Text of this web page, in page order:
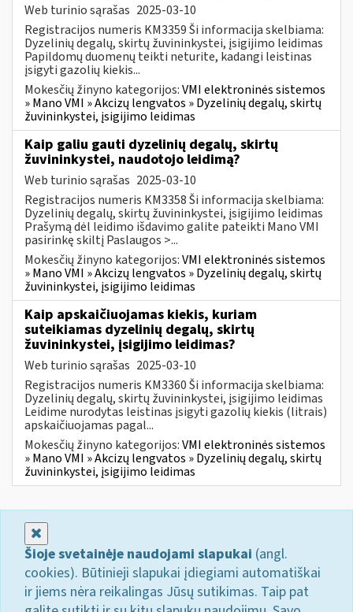
Web turinio sąrašas 2025-03-10
Registracijos numeris KM3359 Ši informacija skelbiama:
Dyzelinių degalų, skirtų žuvininkystei, įsigijimo leidimas
Papildomų duomenų teikti neturite, kadangi leistinas
įsigyti gazolių kiekis...
Mokesčių žinyno kategorijos:VMI elektroninės sistemos
» Mano VMI » Akcizų lengvatos » Dyzelinių degalų, skirtų
žuvininkystei, įsigijimo leidimas
Kaip galiu gauti dyzelinių degalų, skirtų
žuvininkystei, naudotojo leidimą?
Web turinio sąrašas 2025-03-10
Registracijos numeris KM3358 Ši informacija skelbiama:
Dyzelinių degalų, skirtų žuvininkystei, įsigijimo leidimas
Prašymą dėl leidimo išdavimo galite pateikti Mano VMI
pasirinkę skiltį Paslaugos >...
Mokesčių žinyno kategorijos:VMI elektroninės sistemos
» Mano VMI » Akcizų lengvatos » Dyzelinių degalų, skirtų
žuvininkystei, įsigijimo leidimas
Kaip apskaičiuojamas kiekis, kuriam
suteikiamas dyzelinių degalų, skirtų
žuvininkystei, įsigijimo leidimas?
Web turinio sąrašas 2025-03-10
Registracijos numeris KM3360 Ši informacija skelbiama:
Dyzelinių degalų, skirtų žuvininkystei, įsigijimo leidimas
Leidime nurodytas leistinas įsigyti gazolių kiekis (litrais)
apskaičiuojamas pagal...
Mokesčių žinyno kategorijos:VMI elektroninės sistemos
» Mano VMI » Akcizų lengvatos » Dyzelinių degalų, skirtų
žuvininkystei, įsigijimo leidimas
Šioje svetainėje naudojami slapukai (angl.
cookies). Būtinieji slapukai įdiegiami automatiškai
ir jiems nėra reikalingas Jūsų sutikimas. Taip pat